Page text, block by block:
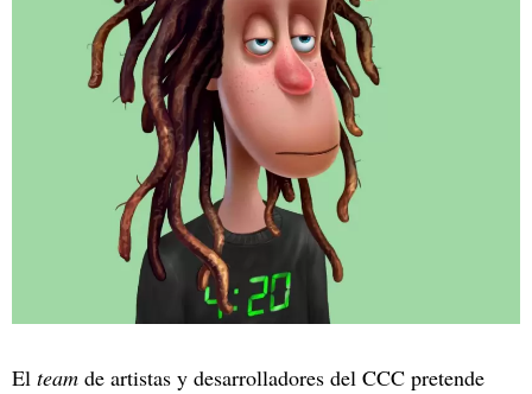
El team de artistas y desarrolladores del CCC pretende